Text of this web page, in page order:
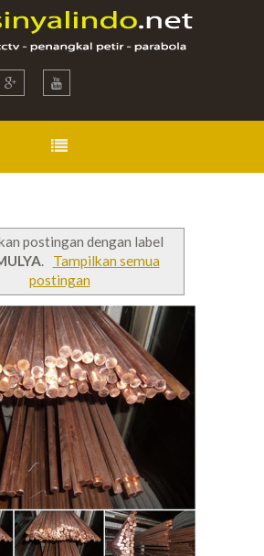
postingan dengan label
.
Tampilkan semua
postingan